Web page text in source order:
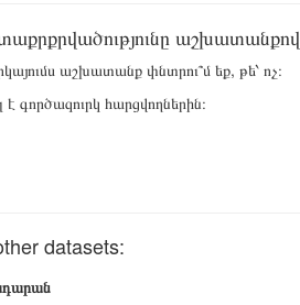
աշխատանքով
աշխատանք փնտրու՞մ եք, թե՝ ոչ։
գործազուրկ հարցվողներին։
datasets: